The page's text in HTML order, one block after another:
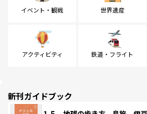
イベント・観戦 世界遺産
アクティビティ 鉄道・フライト
新刊ガイドブック